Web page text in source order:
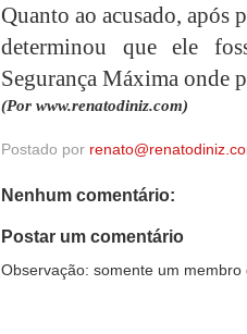
Quanto ao acusado, após
determinou que ele
Segurança Máxima onde
(Por www.renatodiniz.com)
Postado por
Nenhum comentário:
Postar um comentário
Observação: somente um